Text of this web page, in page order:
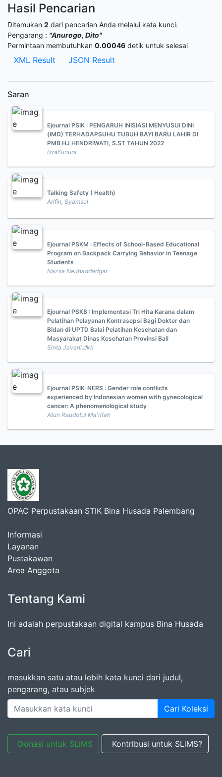
Hasil Pencarian
Ditemukan 2 dari pencarian Anda melalui kata kunci:
Pengarang : "Anurogo, Dito"
Permintaan membutuhkan 0.00046 detik untuk selesai
XML Result JSON Result
Saran
Ejournal PSIK : PENGARUH INISIASI MENYUSUI DINI
(IMD) TERHADAPSUHU TUBUH BAYI BARU LAHIR DI
PMB HJ HENDRIWATI, S.ST TAHUN 2022
IzraYunura
Talking Safety ( Health)
Arifin, Syamsul
Ejournal PSKM : Effects of School-Based Educational
Program on Backpack Carrying Behavior in Teenage
Students
Nazila NeJhaddadgar
Ejournal PSKB : Implementasi Tri Hita Karana dalam
Pelatihan Pelayanan Kontrasepsi Bagi Dokter dan
Bidan di UPTD Balai Pelatihan Kesehatan dan
Masyarakat Dinas Kesehatan Provinsi Bali
Sinta Javani,dkk
Ejournal PSIK-NERS : Gender role conflicts
experienced by Indonesian women with gynecological
cancer: A phenomenological study
Atun Raudotul Ma'rifah
OPAC Perpustakaan STIK Bina Husada Palembang
Informasi
Layanan
Pustakawan
Area Anggota
Tentang Kami
Ini adalah perpustakaan digital kampus Bina Husada
Cari
masukkan satu atau lebih kata kunci dari judul,
pengarang, atau subjek
Cari Koleksi
Donasi untuk SLiMS Kontribusi untuk SLiMS?